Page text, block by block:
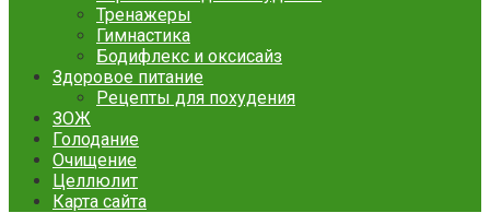
Тренажеры
Гимнастика
Бодифлекс и оксисайз
Здоровое питание
Рецепты для похудения
ЗОЖ
Голодание
Очищение
Целлюлит
Карта сайта